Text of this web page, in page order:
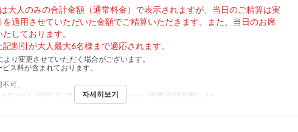
大人のみの合計金額（通常料金）で表示されますが、当日のご精算は実
適用させていただいた金額でご精算いただきます。また、当日のお席
しております。
割引が大人最大6名様まで適応されます。
り変更させていただく場合がございます。
ス料が含まれております。
可。
8월 31일 요일 월, 화, 수, 목, 금 식사 저녁 주문 수량 제한 ~ 10
자세히보기